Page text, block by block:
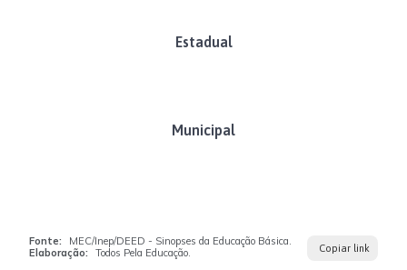
Estadual
Municipal
Fonte:
MEC/Inep/DEED - Sinopses da Educação Básica.
Elaboração:
Todos Pela Educação. Copiar link